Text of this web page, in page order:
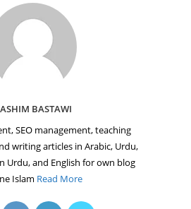
BASTAWI
SEO management, teaching
writing articles in Arabic, Urdu,
Urdu, and English for own blog
Islam Read More